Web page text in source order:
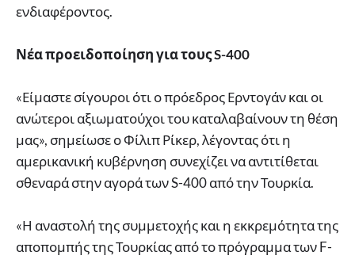
ενδιαφέροντος.
Νέα προειδοποίηση για τους S-400
«Είμαστε σίγουροι ότι ο πρόεδρος Ερντογάν και οι
ανώτεροι αξιωματούχοι του καταλαβαίνουν τη θέση
μας», σημείωσε ο Φίλιπ Ρίκερ, λέγοντας ότι η
αμερικανική κυβέρνηση συνεχίζει να αντιτίθεται
σθεναρά στην αγορά των S-400 από την Τουρκία.
«Η αναστολή της συμμετοχής και η εκκρεμότητα της
αποπομπής της Τουρκίας από το πρόγραμμα των F-